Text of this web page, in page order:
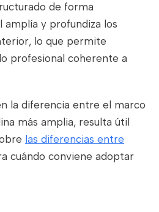
de forma
amplía y profundiza los
lo que permite
profesional coherente a
la diferencia entre el marco
más amplia, resulta útil
las diferencias entre
cuándo conviene adoptar